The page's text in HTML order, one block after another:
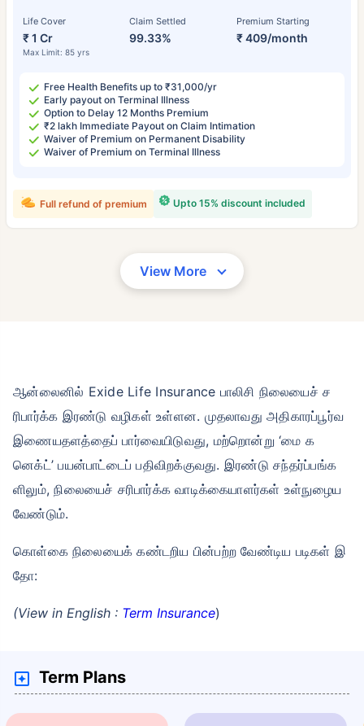
Life Cover
₹ 1 Cr
Max Limit: 85 yrs
Claim Settled
99.33%
Premium Starting
₹ 409/month
Free Health Benefits up to ₹31,000/yr
Early payout on Terminal Illness
Option to Delay 12 Months Premium
₹2 lakh Immediate Payout on Claim Intimation
Waiver of Premium on Permanent Disability
Waiver of Premium on Terminal Illness
Upto 15% discount included
Full refund of premium
View More
ஆன்லைனில் Exide Life Insurance பாலிசி நிலையைச் ச
ரிபார்க்க இரண்டு வழிகள் உள்ளன. முதலாவது அதிகாரப்பூர்வ
இணையதளத்தைப் பார்வையிடுவது, மற்றொன்று ‘மை க
னெக்ட்’ பயன்பாட்டைப் பதிவிறக்குவது. இரண்டு சந்தர்ப்பங்க
ளிலும், நிலையைச் சரிபார்க்க வாடிக்கையாளர்கள் உள்நுழைய
வேண்டும்.
கொள்கை நிலையைக் கண்டறிய பின்பற்ற வேண்டிய படிகள் இ
தோ:
(View in English : Term Insurance)
Term Plans